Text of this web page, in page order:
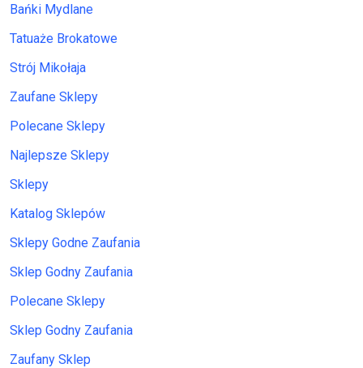
Bańki Mydlane
Tatuaże Brokatowe
Strój Mikołaja
Zaufane Sklepy
Polecane Sklepy
Najlepsze Sklepy
Sklepy
Katalog Sklepów
Sklepy Godne Zaufania
Sklep Godny Zaufania
Polecane Sklepy
Sklep Godny Zaufania
Zaufany Sklep